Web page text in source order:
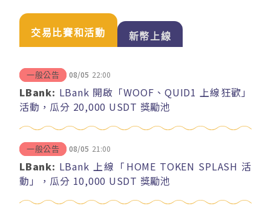
交易比賽和活動 新幣上線
一般公告 08/05 22:00
LBank: LBank 開啟「WOOF、QUID1 上線狂歡」
活動，瓜分 20,000 USDT 獎勵池
一般公告 08/05 21:00
LBank: LBank 上線「HOME TOKEN SPLASH 活
動」，瓜分 10,000 USDT 獎勵池